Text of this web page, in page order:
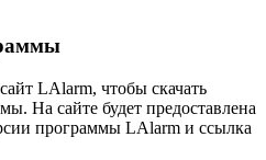
LAlarm, чтобы скачать
На сайте будет предоставлена
программы LAlarm и ссылка